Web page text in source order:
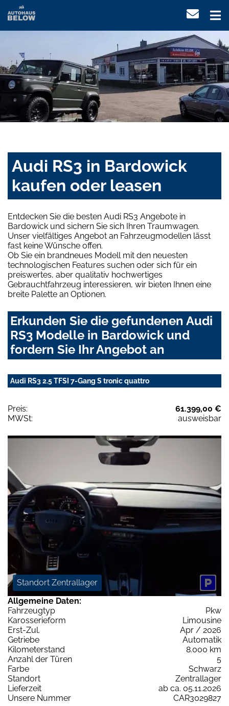
Audi RS3 in Bardowick
kaufen oder leasen
Entdecken Sie die besten Audi RS3 Angebote in
Bardowick und sichern Sie sich Ihren Traumwagen.
Unser vielfältiges Angebot an Fahrzeugmodellen lässt
fast keine Wünsche offen.
Ob Sie ein brandneues Modell mit den neuesten
technologischen Features suchen oder sich für ein
preiswertes, aber qualitativ hochwertiges
Gebrauchtfahrzeug interessieren, wir bieten Ihnen eine
breite Palette an Optionen.
Erkunden Sie die gefundenen Audi
RS3 Modelle in Bardowick und
fordern Sie Ihr Angebot an
Audi RS3 2.5 TFSI 7-Gang S tronic quattro
Preis:
61.399,00 €
MWSt:
ausweisbar
Standort Zentrallager
Allgemeine Daten:
Fahrzeugtyp
Pkw
Karosserieform
Limousine
Erst-Zul.
Apr / 2026
Getriebe
Automatik
Kilometerstand
8.000 km
Anzahl der Türen
5
Farbe
Schwarz
Standort
Zentrallager
Lieferzeit
ab ca. 05.11.2026
Unsere Nummer
CAR3029827